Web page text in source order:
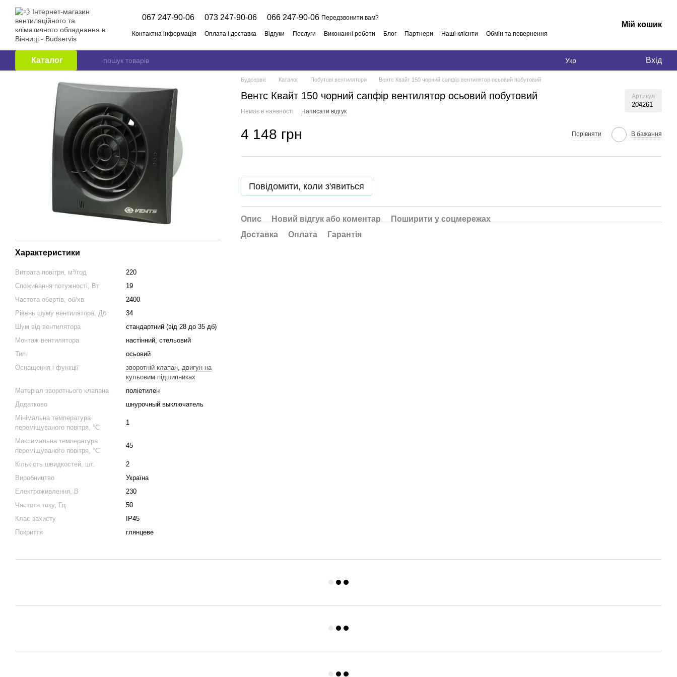
Перейти до основного контенту
067 247-90-06 073 247-90-06 066 247-90-06 Передзвонити вам?
Контактна інформація Оплата і доставка Відгуки Послуги Виконанні роботи Блог Партнери Наші клієнти
Обмін та повернення
Мій кошик
Каталог Укр Вхід
Характеристики
Витрата повітря, м³/год
220
Споживання потужності, Вт
19
Частота обертів, об/хв
2400
Рівень шуму вентилятора, Дб
34
Шум від вентилятора
стандартний (від 28 до 35 дб)
Монтаж вентилятора
настінний, стельовий
Тип
осьовий
Оснащення і функції
зворотній клапан, двигун на
кульовим підшипниках
Матеріал зворотнього клапана
поліетилен
Додатково
шнурочный выключатель
Мінімальна температура
переміщуваного повітря, °C
1
Максимальна температура
переміщуваного повітря, °C
45
Кількість швидкостей, шт.
2
Виробництво
Україна
Електроживлення, В
230
Частота току, Гц
50
Клас захисту
IP45
Покриття
глянцеве
Будсервіс Каталог Побутові вентилятори Вентс Квайт 150 чорний сапфір вентилятор осьовий побутовий
Вентс Квайт 150 чорний сапфір вентилятор осьовий побутовий Артикул
204261
Немає в наявності Написати відгук
4 148 грн Порівняти В бажання
Повідомити, коли з'явиться
Опис Новий відгук або коментар
Поширити у соцмережах
Доставка
Оплата Гарантія